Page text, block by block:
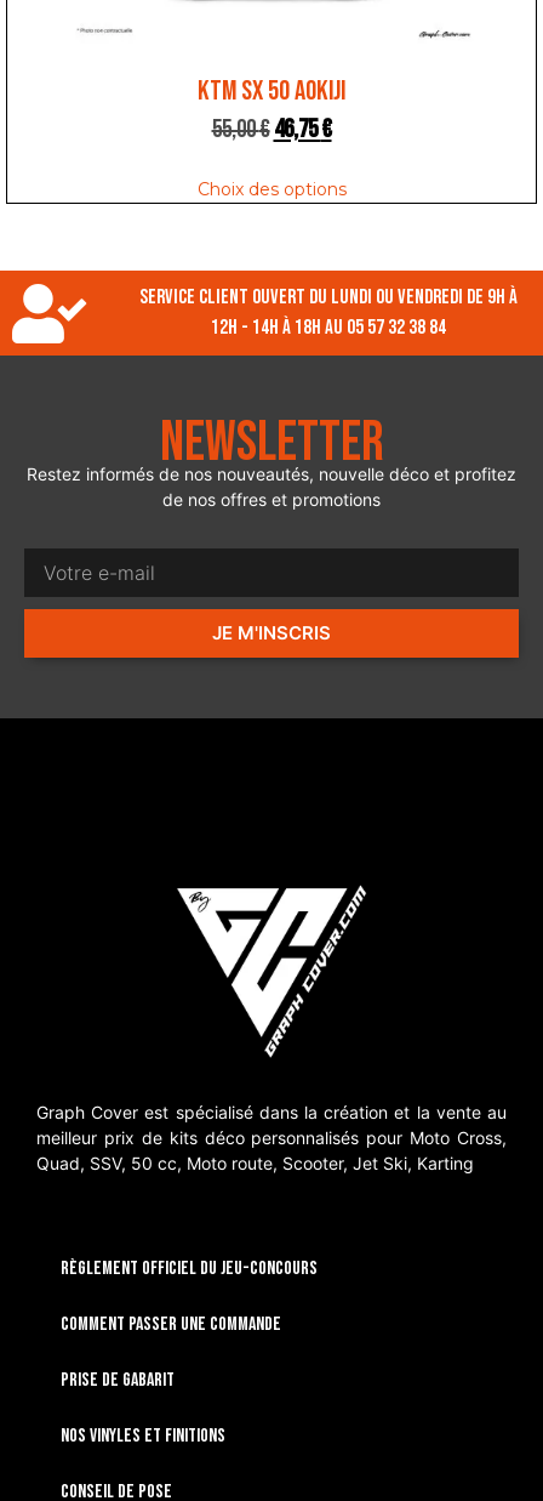
KTM SX 50 AOKIJI
55,00€46,75€
Choix des options
Service client ouvert du lundi ou vendredi de 9h à
12h - 14h à 18h au 05 57 32 38 84
Newsletter
Restez informés de nos nouveautés, nouvelle déco et profitez
de nos offres et promotions
JE M'INSCRIS
Graph Cover est spécialisé dans la création et la vente au
meilleur prix de kits déco personnalisés pour Moto Cross,
Quad, SSV, 50 cc, Moto route, Scooter, Jet Ski, Karting
RÈGLEMENT OFFICIEL DU JEU-CONCOURS
Comment passer une commande
Prise de gabarit
Nos vinyles et finitions
Conseil de pose